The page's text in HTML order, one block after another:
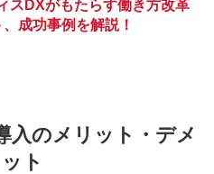
スDXがもたらす働き方改革
成功事例を解説！
入のメリット・デメ
ト